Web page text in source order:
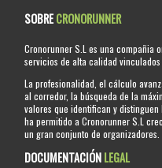
SOBRECRONORUNNER
Cronorunner S.L es una compañia
servicios de alta calidad
La profesionalidad, el cálculo
al corredor, la búsqueda de la
valores que identifican y
ha permitido a Cronorunner S.L
un gran conjunto de organizadores.
DOCUMENTACIÓNLEGAL